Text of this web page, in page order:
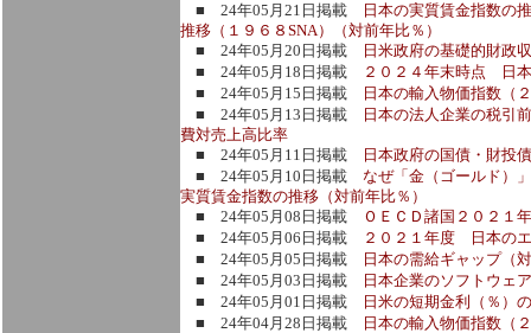
■ 24年05月21日掲載
日本の実質賃金指数の
推移（１９６８SNA）（対前年比％）
■ 24年05月20日掲載
日米政府の基礎的財政
■ 24年05月18日掲載
２０２４年末時点 日
■ 24年05月15日掲載
日本の輸入物価指数（
■ 24年05月13日掲載
日本の法人企業の税引
費対売上高比率
■ 24年05月11日掲載
日本政府の国債・財投
■ 24年05月10日掲載 なぜ「金（ゴールド）
実質賃金指数の推移（対前年比％）
■ 24年05月08日掲載 ＯＥＣＤ諸国２０２１
■ 24年05月06日掲載
２０２１年度 日本の
■ 24年05月05日掲載
日本の需給ギャップ（
■ 24年05月03日掲載
日本企業のソフトウェ
■ 24年05月01日掲載
日米の短期金利（％）
■ 24年04月28日掲載
日本の輸入物価指数（